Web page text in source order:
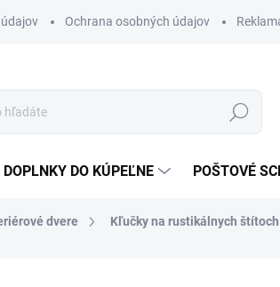
Ochrana osobných údajov
Hľadať
DOPLNKY DO KÚPEĽNE POŠTOVÉ
dvere Kľučky na rustikálnych štítoch